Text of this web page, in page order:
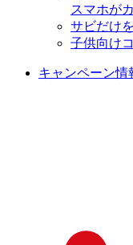
スマホが
サビだけ
子供向け
キャンペーン情